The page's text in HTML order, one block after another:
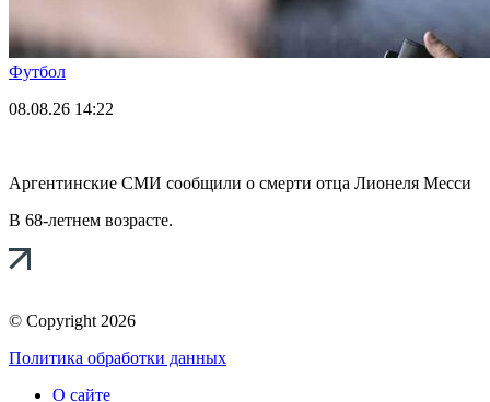
Футбол
08.08.26 14:22
Аргентинские СМИ сообщили о смерти отца Лионеля Месси
В 68-летнем возрасте.
© Copyright 2026
Политика обработки данных
О сайте